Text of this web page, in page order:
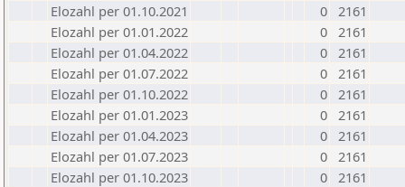
Elozahl per 01.10.2021
0 2161
Elozahl per 01.01.2022
0 2161
Elozahl per 01.04.2022
0 2161
Elozahl per 01.07.2022
0 2161
Elozahl per 01.10.2022
0 2161
Elozahl per 01.01.2023
0 2161
Elozahl per 01.04.2023
0 2161
Elozahl per 01.07.2023
0 2161
Elozahl per 01.10.2023
0 2161